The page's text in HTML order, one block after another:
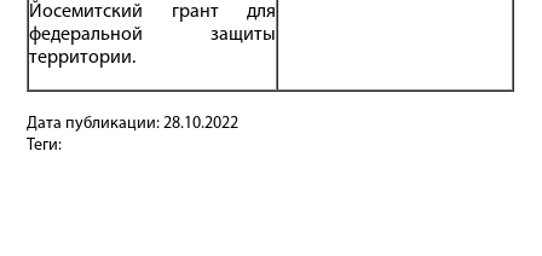
Йосемитский грант для
федеральной защиты
территории.
Дата публикации:28.10.2022
Теги: